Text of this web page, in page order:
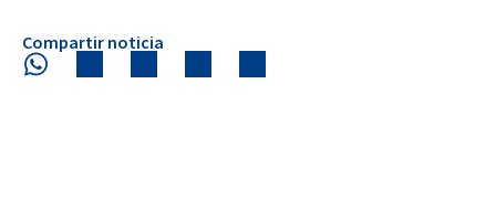
Compartir noticia